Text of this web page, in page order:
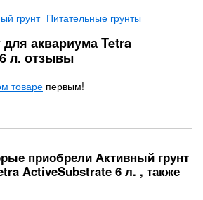
грунт Питательные грунты
аквариума Tetra
л. отзывы
товаре первым!
приобрели Активный грунт
ActiveSubstrate 6 л. , также